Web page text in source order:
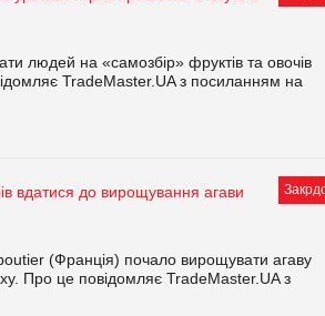
людей на «самозбір» фруктів та овочів
TradeMaster.UA з посиланням на
вдатися до вирощування агави
(Франція) почало вирощувати агаву
Про це повідомляє TradeMaster.UA з